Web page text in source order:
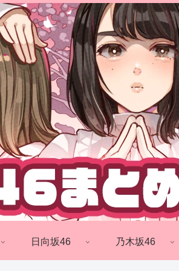
日向坂46 乃木坂46